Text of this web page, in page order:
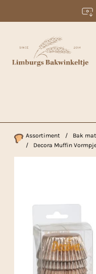
Assortiment / Bak
/
Decora Muffin